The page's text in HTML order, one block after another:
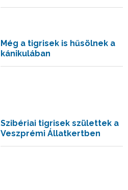
Még a tigrisek is hűsölnek a
kánikulában
Szibériai tigrisek születtek a
Veszprémi Állatkertben